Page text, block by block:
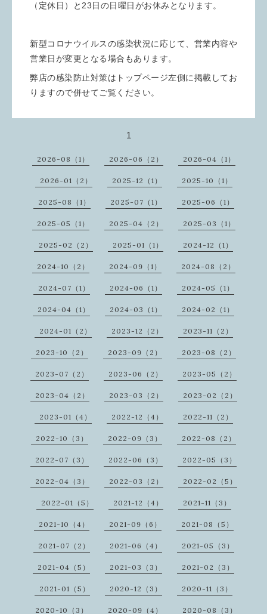
（定休日）と23日の日曜日がお休みとなります。
新型コロナウイルスの感染状況に応じて、営業内容や
営業日が変更となる場合もあります。
弊店の感染防止対策はトップページ左側に掲載してお
りますので併せてご覧ください。
1
2026-08（1） 2026-06（2） 2026-04（1）
2026-01（2） 2025-12（1） 2025-10（1）
2025-08（1） 2025-07（1） 2025-06（1）
2025-05（1） 2025-04（2） 2025-03（1）
2025-02（2） 2025-01（1） 2024-12（1）
2024-10（2） 2024-09（1） 2024-08（2）
2024-07（1） 2024-06（1） 2024-05（1）
2024-04（1） 2024-03（1） 2024-02（1）
2024-01（2） 2023-12（2） 2023-11（2）
2023-10（2） 2023-09（2） 2023-08（2）
2023-07（2） 2023-06（2） 2023-05（2）
2023-04（2） 2023-03（2） 2023-02（2）
2023-01（4） 2022-12（4） 2022-11（2）
2022-10（3） 2022-09（3） 2022-08（2）
2022-07（3） 2022-06（3） 2022-05（3）
2022-04（3） 2022-03（2） 2022-02（5）
2022-01（5） 2021-12（4） 2021-11（3）
2021-10（4） 2021-09（6） 2021-08（5）
2021-07（2） 2021-06（4） 2021-05（3）
2021-04（5） 2021-03（3） 2021-02（3）
2021-01（5） 2020-12（3） 2020-11（3）
2020-10（3） 2020-09（4） 2020-08（3）